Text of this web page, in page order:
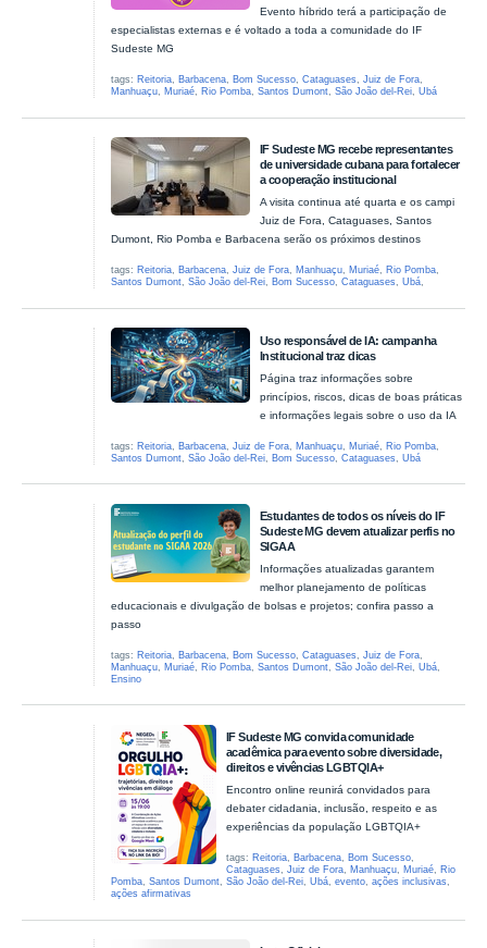
Evento híbrido terá a participação de
especialistas externas e é voltado a toda a comunidade do IF
Sudeste MG
tags: Reitoria, Barbacena, Bom Sucesso,Cataguases,Juiz de Fora,
Manhuaçu, Muriaé, Rio Pomba,Santos Dumont,São João del-Rei,Ubá
IF Sudeste MG recebe representantes
de universidade cubana para fortalecer
a cooperação institucional
A visita continua até quarta e os campi
Juiz de Fora, Cataguases, Santos
Dumont, Rio Pomba e Barbacena serão os próximos destinos
tags: Reitoria, Barbacena,Juiz de Fora, Manhuaçu, Muriaé, Rio Pomba,
Santos Dumont,São João del-Rei, Bom Sucesso,Cataguases,Ubá,
Uso responsável de IA: campanha
Institucional traz dicas
Página traz informações sobre
princípios, riscos, dicas de boas práticas
e informações legais sobre o uso da IA
tags: Reitoria Barbacena ,Juiz de Fora Manhuaçu Muriaé Rio Pomba
Santos Dumont ,São João del-Rei Bom Sucesso ,Cataguases ,Ubá
Estudantes de todos os níveis do IF
Sudeste MG devem atualizar perfis no
SIGAA
Informações atualizadas garantem
melhor planejamento de políticas
educacionais e divulgação de bolsas e projetos; confira passo a
passo
tags: Reitoria Barbacena Bom Sucesso ,Cataguases ,Juiz de Fora
Manhuaçu
Muriaé Rio Pomba ,Santos Dumont ,São João del-Rei ,Ubá
Ensino
IF Sudeste MG convida comunidade
acadêmica para evento sobre diversidade,
direitos e vivências LGBTQIA+
Encontro online reunirá convidados para
debater cidadania, inclusão, respeito e as
experiências da população LGBTQIA+
tags: Reitoria, Barbacena, Bom Sucesso,
Cataguases, Juiz de Fora, Manhuaçu, Muriaé, Rio
Pomba,Santos Dumont,São João del-Rei,Ubá,evento,ações inclusivas,
ações afirmativas